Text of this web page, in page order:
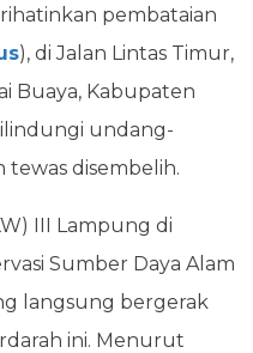
pembataian
), di Jalan Lintas Timur,
Buaya, Kabupaten
undang-
disembelih.
III Lampung di
Sumber Daya Alam
langsung bergerak
ini. Menurut